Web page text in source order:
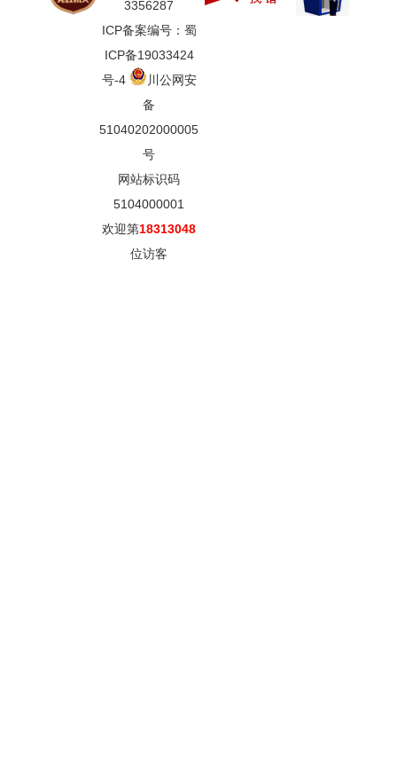
3356287
ICP备案编号：蜀
ICP备19033424
号-4
川公网安
备
51040202000005
号
网站标识码
5104000001
欢迎第18313048
位访客